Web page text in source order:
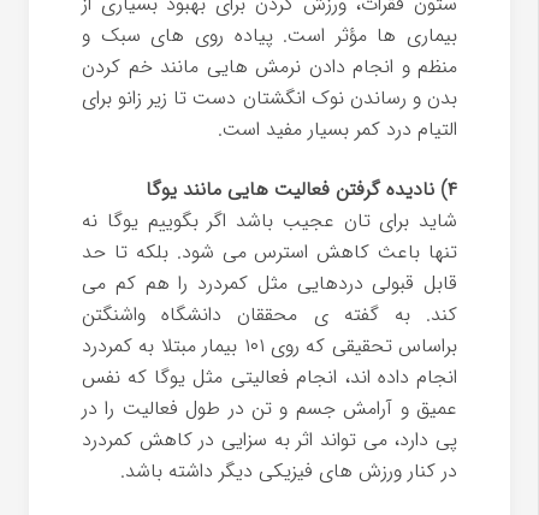
بیماری ها مؤثر است. پیاده روی های سبک و
منظم و انجام دادن نرمش هایی مانند خم کردن
بدن و رساندن نوک انگشتان دست تا زیر زانو برای
التیام درد کمر بسیار مفید است.
۴) نادیده گرفتن فعالیت هایی مانند یوگا
شاید برای تان عجیب باشد اگر بگوییم یوگا نه
تنها باعث کاهش استرس می شود. بلکه تا حد
قابل قبولی دردهایی مثل کمردرد را هم کم می
کند. به گفته ی محققان دانشگاه واشنگتن
براساس تحقیقی که روی ۱۰۱ بیمار مبتلا به کمردرد
انجام داده اند، انجام فعالیتی مثل یوگا که نفس
عمیق و آرامش جسم و تن در طول فعالیت را در
پی دارد، می تواند اثر به سزایی در کاهش کمردرد
در کنار ورزش های فیزیکی دیگر داشته باشد.